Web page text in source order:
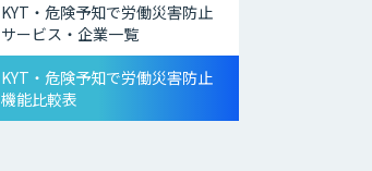
KYT・危険予知で労働災害防止
サービス・企業一覧
KYT・危険予知で労働災害防止
機能比較表